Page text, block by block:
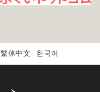
繁体中文 한국어